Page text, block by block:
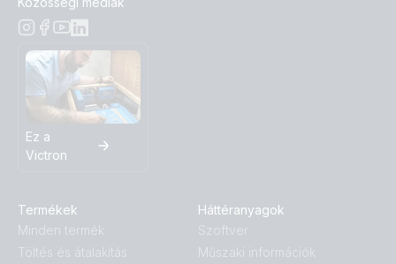
Ez a
Victron
Termékek
Minden termék
Töltés és átalakítás
Háttéranyagok
Szoftver
Műszaki információk